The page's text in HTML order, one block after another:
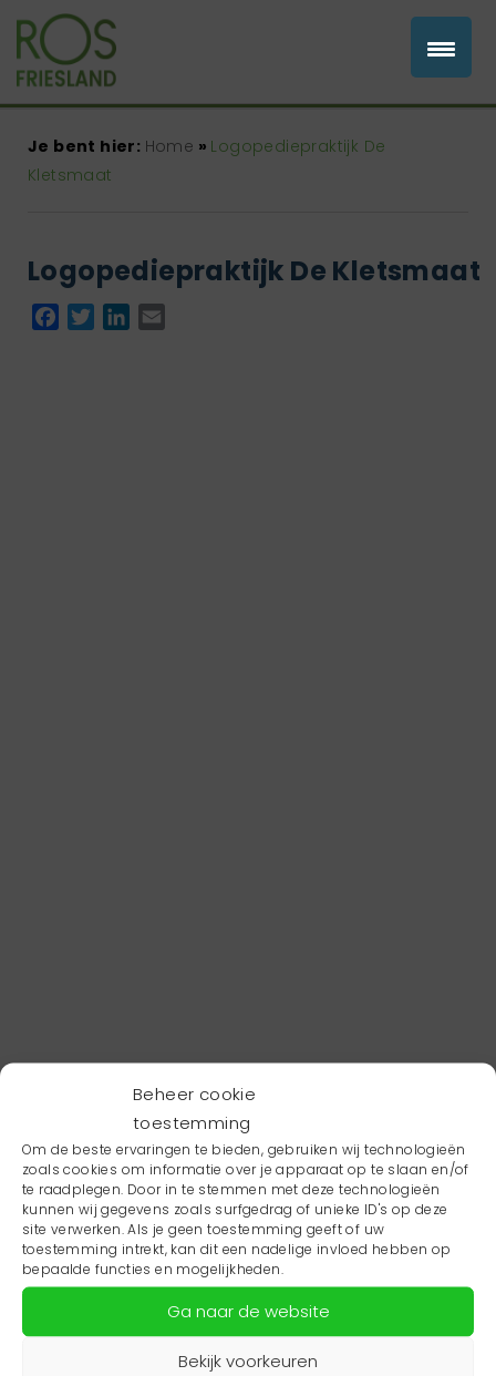
Beheer cookie
toestemming
Om de beste ervaringen te bieden, gebruiken wij technologieën
zoals cookies om informatie over je apparaat op te slaan en/of
te raadplegen. Door in te stemmen met deze technologieën
kunnen wij gegevens zoals surfgedrag of unieke ID's op deze
site verwerken. Als je geen toestemming geeft of uw
toestemming intrekt, kan dit een nadelige invloed hebben op
bepaalde functies en mogelijkheden.
Ga naar de website
Bekijk voorkeuren
Je bent hier: Home » Logopediepraktijk De
Kletsmaat
Logopediepraktijk De Kletsmaat
Facebook
TwitterLinkedIn
Wil je niets missen?
Wil je op de hoogte blijven van het laatste
zorgnieuws in jouw regio? Schrijf je dan in voor
onze nieuwsbrief.